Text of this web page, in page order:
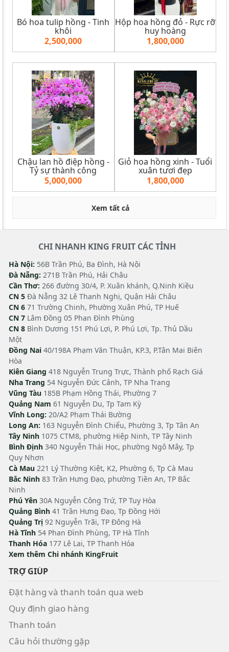
Bó hoa tulip hồng - Tinh
khôi
2,500,000
Hộp hoa hồng đỏ - Rực rỡ
huy hoàng
1,800,000
Chậu lan hồ điệp hồng -
Tỷ sự thành công
5,000,000
Giỏ hoa hồng xinh - Tuổi
xuân tươi đẹp
1,800,000
Xem tất cả
CHI NHANH KING FRUIT CÁC TỈNH
Hà Nội: 56B Trần Phú, Ba Đình, Hà Nội
Đà Nẵng: 271B Trần Phú, Hải Châu
Cần Thơ: 266 đường 30/4, P. Xuân khánh, Q.Ninh Kiều
CN 5 Đà Nẵng 32 Lê Thanh Nghị, Quận Hải Châu
CN 6 71 Trường Chinh, Phường Xuân Phú, TP Huế
CN 7 Lâm Đồng 05 Phan Đình Phùng
CN 8 Bình Dương 151 Phú Lợi, P. Phú Lợi, Tp. Thủ Dầu
Một
Đồng Nai 40/198A Phạm Văn Thuận, KP.3, P.Tân Mai Biên
Hòa
Kiên Giang 418 Nguyễn Trung Trực, Thành phố Rạch Giá
Nha Trang 54 Nguyễn Đức Cảnh, TP Nha Trang
Vũng Tàu 185B Phạm Hồng Thái, Phường 7
Quảng Nam 61 Nguyễn Du, Tp Tam Kỳ
Vĩnh Long: 20/A2 Phạm Thái Bường
Long An: 163 Nguyễn Đình Chiểu, Phường 3, Tp Tân An
Tây Ninh 1075 CTM8, phường Hiệp Ninh, TP Tây Ninh
Bình Định 340 Nguyễn Thái Học, phường Ngô Mây, Tp
Quy Nhơn
Cà Mau 221 Lý Thường Kiệt, K2, Phường 6, Tp Cà Mau
Bắc Ninh 83 Trần Hưng Đạo, phường Tiền An, TP Bắc
Ninh
Phú Yên 30A Nguyễn Công Trứ, TP Tuy Hòa
Quảng Bình 41 Trần Hưng Đạo, Tp Đồng Hới
Quảng Trị 92 Nguyễn Trãi, TP Đông Hà
Hà Tĩnh 54 Phan Đình Phùng, TP Hà Tĩnh
Thanh Hóa 177 Lê Lai, TP Thanh Hóa
Xem thêm Chi nhánh KingFruit
TRỢ GIÚP
Đặt hàng và thanh toán qua web
Quy định giao hàng
Thanh toán
Câu hỏi thường gặp